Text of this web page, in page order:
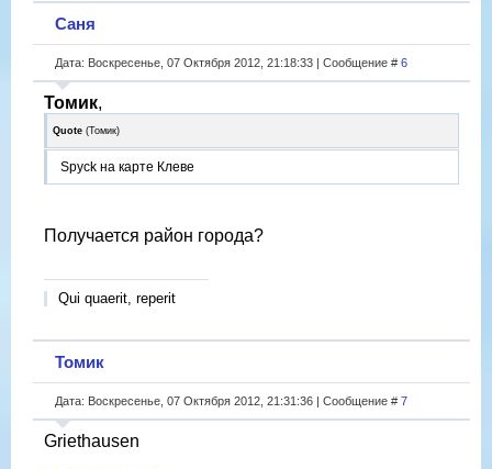
Саня
Дата: Воскресенье, 07 Октября 2012, 21:18:33 | Сообщение # 6
Томик,
Quote (Томик)
Spyck на карте Клеве
Получается район города?
Qui quaerit, reperit
Томик
Дата: Воскресенье, 07 Октября 2012, 21:31:36 | Сообщение # 7
Griethausen